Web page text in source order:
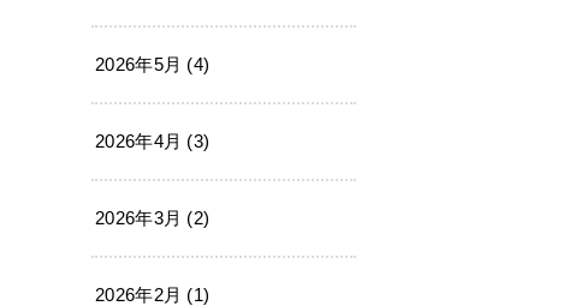
2026年5月 (4)
2026年4月 (3)
2026年3月 (2)
2026年2月 (1)